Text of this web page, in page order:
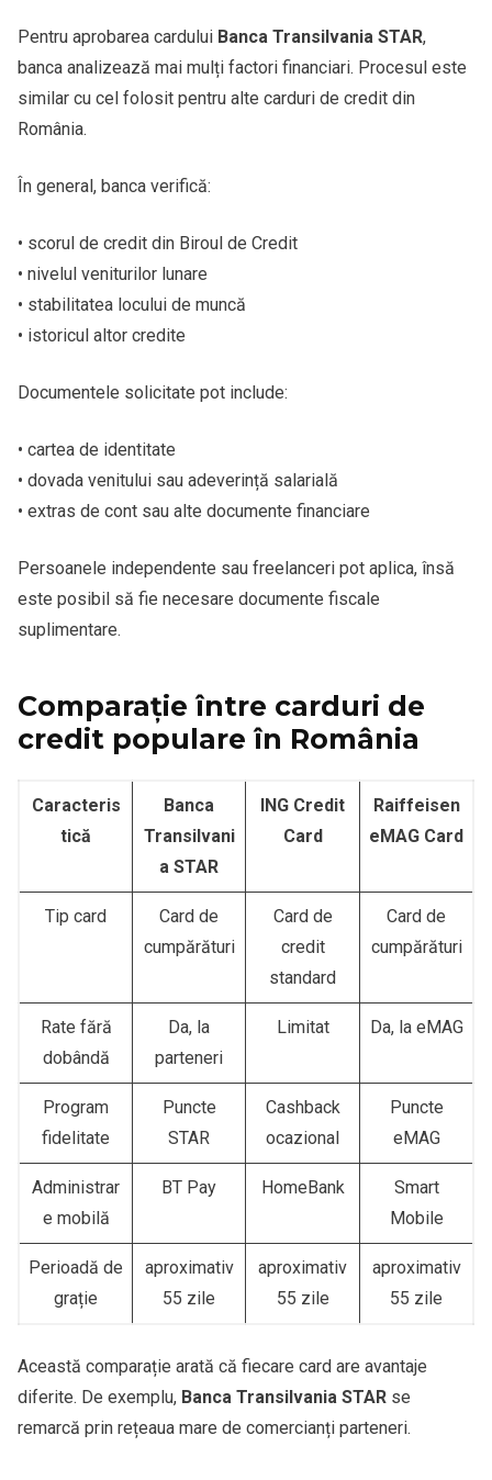
Pentru aprobarea cardului Banca Transilvania STAR,
banca analizează mai mulți factori financiari. Procesul este
similar cu cel folosit pentru alte carduri de credit din
România.
În general, banca verifică:
• scorul de credit din Biroul de Credit
• nivelul veniturilor lunare
• stabilitatea locului de muncă
• istoricul altor credite
Documentele solicitate pot include:
• cartea de identitate
• dovada venitului sau adeverință salarială
• extras de cont sau alte documente financiare
Persoanele independente sau freelanceri pot aplica, însă
este posibil să fie necesare documente fiscale
suplimentare.
Comparație între carduri de
credit populare în România
Caracteris
tică
Banca
Transilvani
a STAR
ING Credit
Card
Raiffeisen
eMAG Card
Tip card
Card de
cumpărături
Card de
credit
standard
Card de
cumpărături
Rate fără
dobândă
Da, la
parteneri
Limitat Da, la eMAG
Program
fidelitate
Puncte
STAR
Cashback
ocazional
Puncte
eMAG
Administrar
e mobilă
BT Pay HomeBank
Smart
Mobile
Perioadă de
grație
aproximativ
55 zile
aproximativ
55 zile
aproximativ
55 zile
Această comparație arată că fiecare card are avantaje
diferite. De exemplu, Banca Transilvania STAR se
remarcă prin rețeaua mare de comercianți parteneri.